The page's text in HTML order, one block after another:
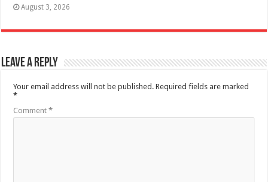
August 3, 2026
Leave a Reply
Your email address will not be published. Required fields are marked
*
Comment*